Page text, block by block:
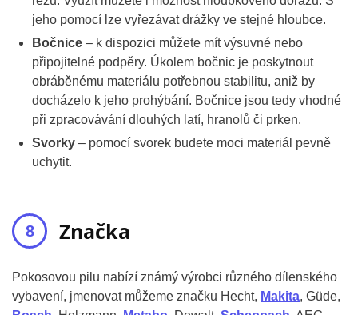
jeho pomocí lze vyřezávat drážky ve stejné hloubce.
Bočnice – k dispozici můžete mít výsuvné nebo
připojitelné podpěry. Úkolem bočnic je poskytnout
obráběnému materiálu potřebnou stabilitu, aniž by
docházelo k jeho prohýbání. Bočnice jsou tedy vhodné
při zpracovávání dlouhých latí, hranolů či prken.
Svorky – pomocí svorek budete moci materiál pevně
uchytit.
Značka
Pokosovou pilu nabízí známý výrobci různého dílenského
vybavení, jmenovat můžeme značku Hecht, Makita, Güde,